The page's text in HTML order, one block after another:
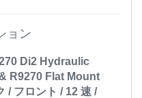
ョン
Di2 Hydraulic
R9270 Flat Mount
/ フロント / 12 速 /